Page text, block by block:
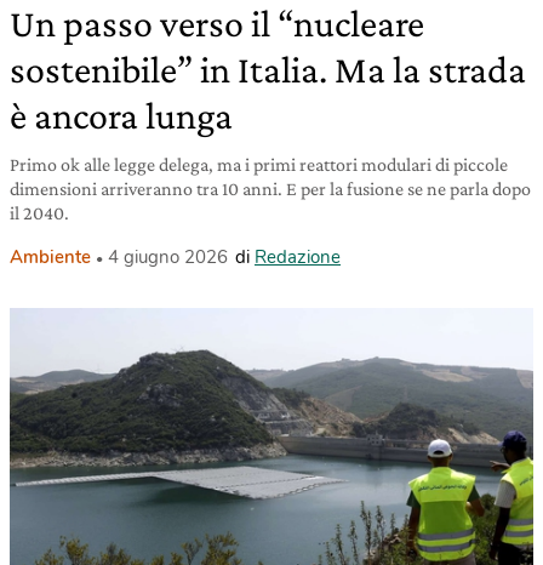
Un passo verso il “nucleare
sostenibile” in Italia. Ma la strada
è ancora lunga
Primo ok alle legge delega, ma i primi reattori modulari di piccole
dimensioni arriveranno tra 10 anni. E per la fusione se ne parla dopo
il 2040.
Ambiente 4 giugno 2026 di Redazione